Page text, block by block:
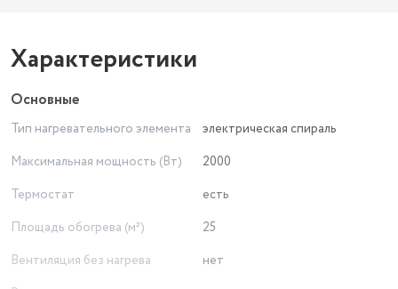
Характеристики
Основные
Тип нагревательного элемента
электрическая спираль
Максимальная мощность (Вт)
2000
Термостат
есть
Площадь обогрева (м²)
25
Вентиляция без нагрева
нет